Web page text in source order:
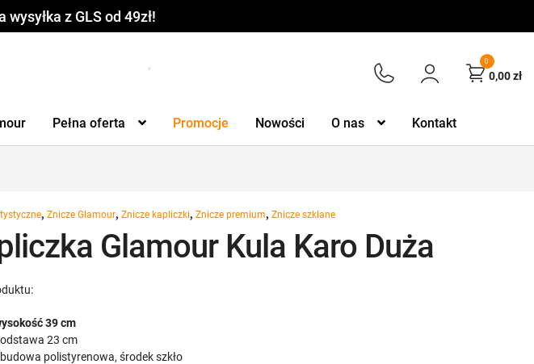
z GLS od 49zł!
0
0,00zł
Pełna oferta Promocje Nowości O nas Kontakt
,Znicze Glamour,Znicze kapliczki,Znicze premium,Znicze szklane
Glamour Kula Karo Duża
39 cm
23 cm
polistyrenowa, środek szkło